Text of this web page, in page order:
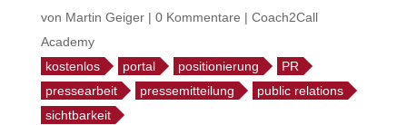
von Martin Geiger| 0 Kommentare | Coach2Call
Academy
kostenlos
portal positionierung
PR
pressearbeit
pressemitteilung
public relations
sichtbarkeit